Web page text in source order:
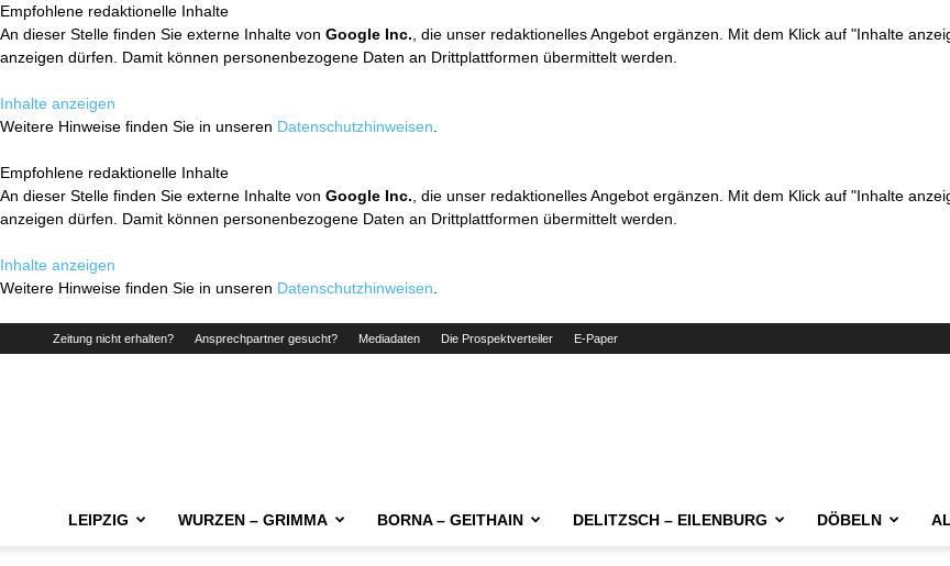
Empfohlene redaktionelle Inhalte
An dieser Stelle finden Sie externe Inhalte von Google Inc. , die unser redaktionelles Angebot ergänzen. Mit dem Klick auf "Inhalte
anzeigen dürfen. Damit können personenbezogene Daten an Drittplattformen übermittelt werden.
Inhalte anzeigen
Weitere Hinweise finden Sie in unseren Datenschutzhinweisen
Empfohlene redaktionelle Inhalte
An dieser Stelle finden Sie externe Inhalte von Google Inc. , die unser redaktionelles Angebot ergänzen. Mit dem Klick auf "Inhalte
anzeigen dürfen. Damit können personenbezogene Daten an Drittplattformen übermittelt werden.
Inhalte anzeigen
Weitere Hinweise finden Sie in unseren Datenschutzhinweisen
Zeitung nicht erhalten? Ansprechpartner gesucht? Mediadaten Die Prospektverteiler E-Paper
LEIPZIG WURZEN – GRIMMA BORNA – GEITHAIN DELITZSCH – EILENBURG DÖBELN